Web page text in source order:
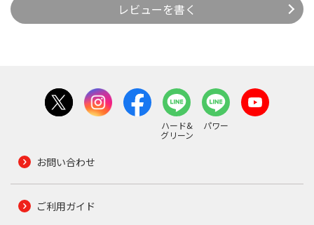
レビューを書く
ハード&
グリーン
パワー
お問い合わせ
ご利用ガイド